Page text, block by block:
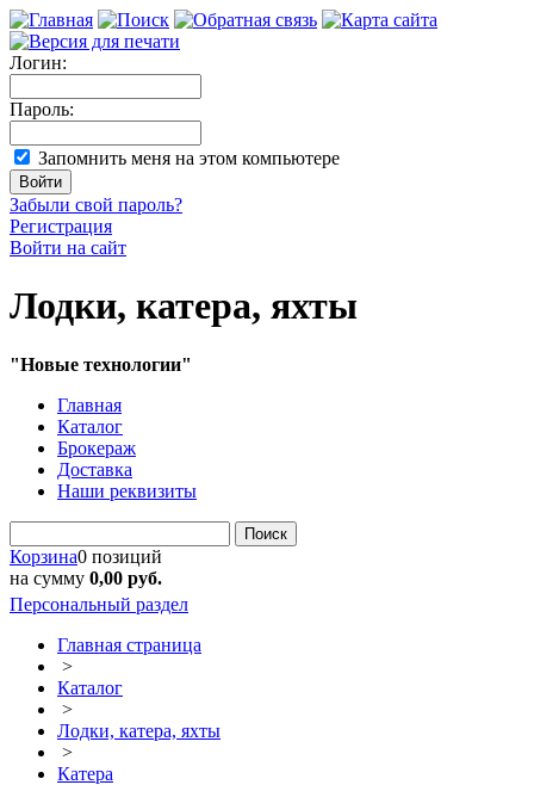
Логин:
Пароль:
Запомнить меня на этом компьютере
Забыли свой пароль?
Регистрация
Войти на сайт
Лодки, катера, яхты
"Новые технологии"
Главная
Каталог
Брокераж
Доставка
Наши реквизиты
Поиск
Корзина0 позиций
на сумму 0,00 руб.
Персональный раздел
Главная страница
>
Каталог
>
Лодки, катера, яхты
>
Катера